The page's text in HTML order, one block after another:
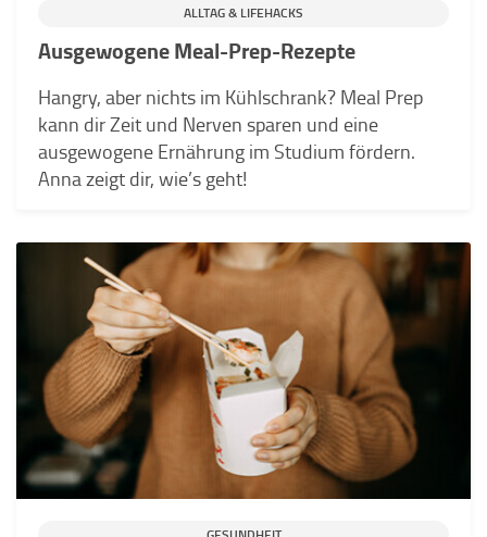
ALLTAG & LIFEHACKS
Ausgewogene Meal-Prep-Rezepte
Hangry, aber nichts im Kühlschrank? Meal Prep
kann dir Zeit und Nerven sparen und eine
ausgewogene Ernährung im Studium fördern.
Anna zeigt dir, wie’s geht!